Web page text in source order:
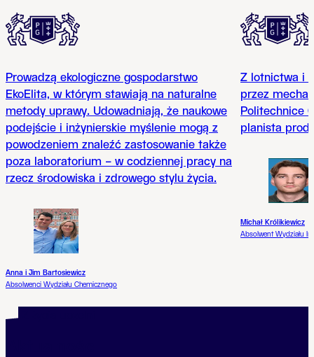
Prowadzą ekologiczne gospodarstwo
EkoElita, w którym stawiają na naturalne
metody uprawy. Udowadniają, że naukowe
podejście i inżynierskie myślenie mogą z
powodzeniem znaleźć zastosowanie także
poza laboratorium – w codziennej pracy na
rzecz środowiska i zdrowego stylu życia.
Anna i Jim Bartosiewicz
Absolwenci Wydziału Chemicznego
Z lotnictwa i
przez
Politechnice
planista
Michał Królikiewicz
Absolwent Wydziału